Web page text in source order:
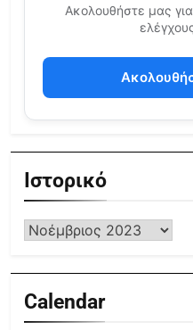
Ακολουθήστε μας
Ιστορικό
Calendar